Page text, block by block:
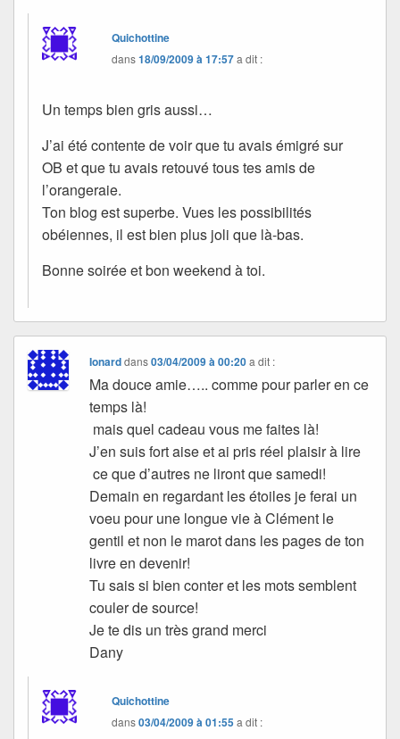
Quichottine
dans18/09/2009 à 17:57a dit :
Un temps bien gris aussi…
J’ai été contente de voir que tu avais émigré sur
OB et que tu avais retouvé tous tes amis de
l’orangeraie.
Ton blog est superbe. Vues les possibilités
obéiennes, il est bien plus joli que là-bas.
Bonne soirée et bon weekend à toi.
Ionarddans03/04/2009 à 00:20 a dit :
Ma douce amie….. comme pour parler en ce
temps là!
mais quel cadeau vous me faites là!
J’en suis fort aise et ai pris réel plaisir à lire
ce que d’autres ne liront que samedi!
Demain en regardant les étoiles je ferai un
voeu pour une longue vie à Clément le
gentil et non le marot dans les pages de ton
livre en devenir!
Tu sais si bien conter et les mots semblent
couler de source!
Je te dis un très grand merci
Dany
Quichottine
dans03/04/2009 à 01:55a dit :